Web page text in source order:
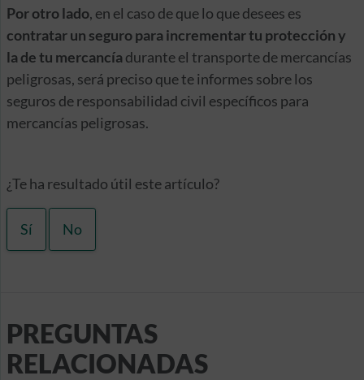
Por otro lado, en el caso de que lo que desees es
contratar un seguro para incrementar tu protección y
la de tu mercancía durante el transporte de mercancías
peligrosas, será preciso que te informes sobre los
seguros de responsabilidad civil específicos para
mercancías peligrosas.
¿Te ha resultado útil este artículo?
Sí No
PREGUNTAS
RELACIONADAS